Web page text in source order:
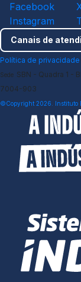
Facebook
Instagram
Canais de
Política de privacidade
Sede SBN - Quadra 1 -
7004-903
©Copyright 2026. Instituto